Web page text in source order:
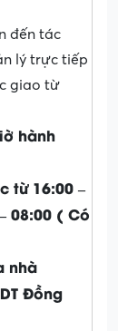
đến tác
lý trực tiếp
giao từ
hành
từ 16:00 –
08:00 ( Có
nhà
Đồng